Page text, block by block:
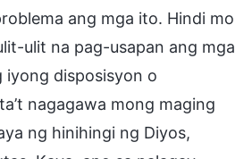
ang mga ito. Hindi mo
ulit na pag-usapan ang mga
iyong disposisyon o
nagagawa mong maging
ng hinihingi ng Diyos,